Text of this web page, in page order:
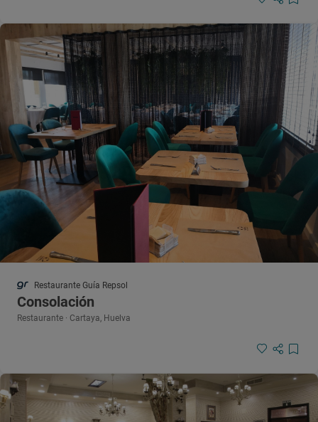
Restaurante Guía Repsol
Consolación
Restaurante · Cartaya, Huelva